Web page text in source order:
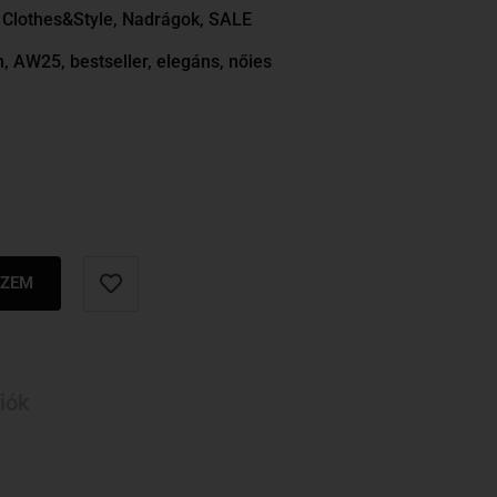
, Nadrágok, SALE
, AW25, bestseller, elegáns, nőies